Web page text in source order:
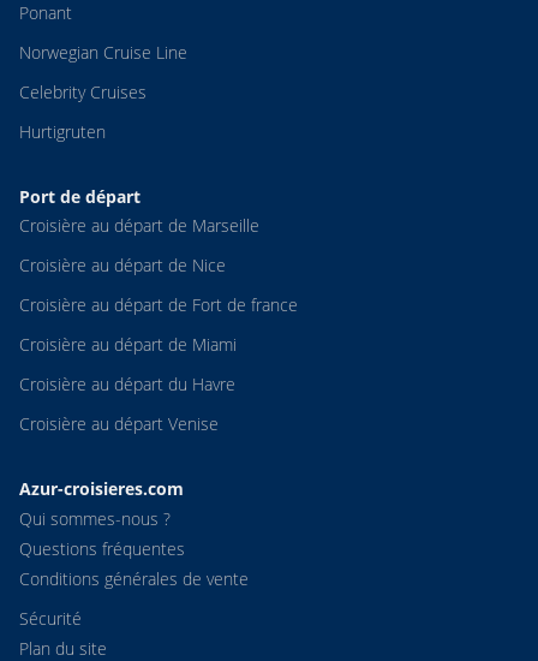
Ponant
Norwegian Cruise Line
Celebrity Cruises
Hurtigruten
Port de départ
Croisière au départ de Marseille
Croisière au départ de Nice
Croisière au départ de Fort de france
Croisière au départ de Miami
Croisière au départ du Havre
Croisière au départ Venise
Azur-croisieres.com
Qui sommes-nous ?
Questions fréquentes
Conditions générales de vente
Sécurité
Plan du site